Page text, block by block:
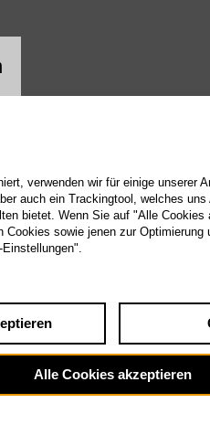
Cookie
verwenden wir für einige unserer
auch ein Trackingtool, welches
bietet. Wenn Sie auf "Alle
Cookies sowie jenen zur
Alle Cookies akzeptieren